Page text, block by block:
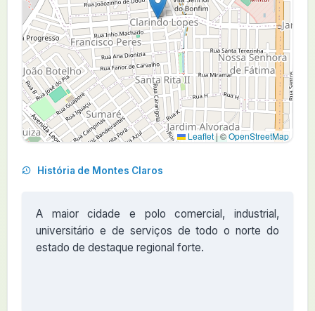
Leaflet|©OpenStreetMap
História de Montes Claros
A maior cidade e polo comercial, industrial,
universitário e de serviços de todo o norte do
estado de destaque regional forte.